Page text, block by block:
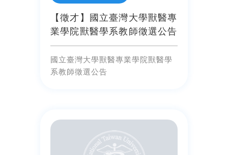
【徵才】國立臺灣大學獸醫專
業學院獸醫學系教師徵選公告
國立臺灣大學獸醫專業學院獸醫學
系教師徵選公告